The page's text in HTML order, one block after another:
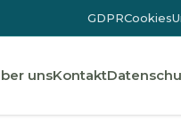
GDPRCookies
unsKontakt